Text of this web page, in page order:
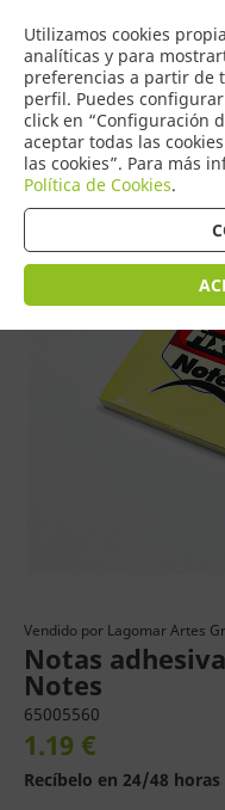
Utilizamos cookies
analíticas y para
preferencias a partir de
perfil. Puedes
click en “Configuración
aceptar todas las
las cookies”. Para más
Política de Cookies.
DE
Tienda > Notas
Vendido por Lagomar Artes
Notas
Notes
65005560
1.19 €
Recíbelo en 24/48